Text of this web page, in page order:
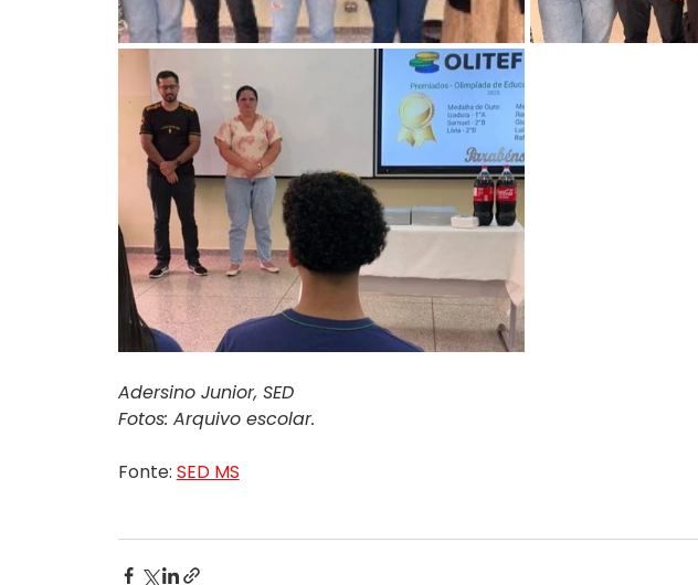
Adersino Junior, SED
Fotos: Arquivo escolar.
Fonte: SED MS